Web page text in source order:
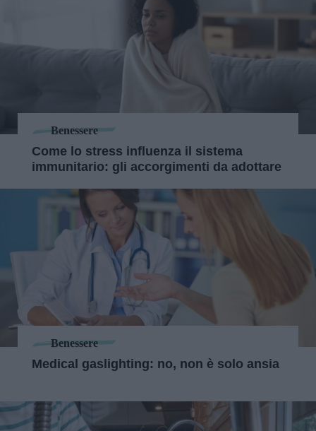
Benessere
Come lo stress influenza il sistema
immunitario: gli accorgimenti da adottare
Benessere
Medical gaslighting: no, non è solo ansia